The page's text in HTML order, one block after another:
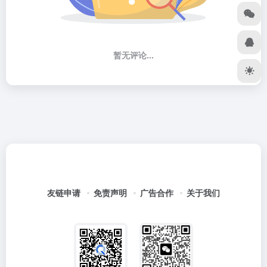
暂无评论...
友链申请 免责声明 广告合作 关于我们